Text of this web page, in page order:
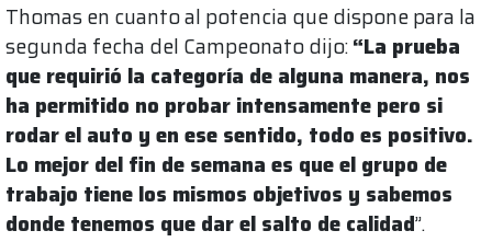
Thomas en cuanto al potencia que dispone para la
segunda fecha del Campeonato dijo:“La prueba
que requirió la categoría de alguna manera, nos
ha permitido no probar intensamente pero si
rodar el auto y en ese sentido, todo es positivo.
Lo mejor del fin de semana es que el grupo de
trabajo tiene los mismos objetivos y sabemos
donde tenemos que dar el salto de calidad”.